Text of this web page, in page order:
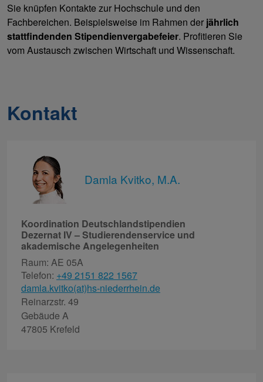
Sie knüpfen Kontakte zur Hochschule und den
Fachbereichen. Beispielsweise im Rahmen der jährlich
stattfindenden Stipendienvergabefeier. Profitieren Sie
vom Austausch zwischen Wirtschaft und Wissenschaft.
Kontakt
Damla Kvitko, M.A.
Koordination Deutschlandstipendien
Dezernat IV – Studierendenservice und
akademische Angelegenheiten
Raum: AE 05A
Telefon: +49 2151 822 1567
damla.kvitko(at)hs-niederrhein.de
Reinarzstr. 49
Gebäude A
47805 Krefeld